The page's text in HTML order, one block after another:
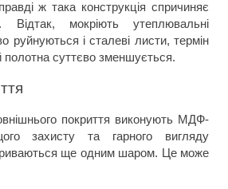
ж така конструкція спричиняє
Відтак, мокріють утеплювальні
руйнуються і сталеві листи, термін
полотна суттєво зменшується.
покриття виконують МДФ-
захисту та гарного вигляду
ще одним шаром. Це може